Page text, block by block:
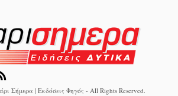
Σήμερα | Εκδόσεις Φηγός - All Rights Reserved.